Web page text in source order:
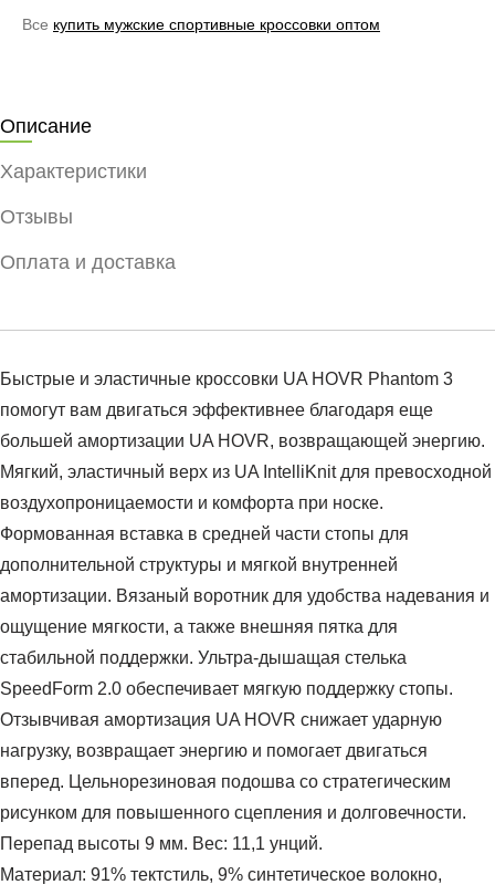
Все купить мужские спортивные кроссовки оптом
Описание
Характеристики
Отзывы
Оплата и доставка
Быстрые и эластичные кроссовки UA HOVR Phantom 3
помогут вам двигаться эффективнее благодаря еще
большей амортизации UA HOVR, возвращающей энергию.
Мягкий, эластичный верх из UA IntelliKnit для превосходной
воздухопроницаемости и комфорта при носке.
Формованная вставка в средней части стопы для
дополнительной структуры и мягкой внутренней
амортизации. Вязаный воротник для удобства надевания и
ощущение мягкости, а также внешняя пятка для
стабильной поддержки. Ультра-дышащая стелька
SpeedForm 2.0 обеспечивает мягкую поддержку стопы.
Отзывчивая амортизация UA HOVR снижает ударную
нагрузку, возвращает энергию и помогает двигаться
вперед. Цельнорезиновая подошва со стратегическим
рисунком для повышенного сцепления и долговечности.
Перепад высоты 9 мм. Вес: 11,1 унций.
Материал: 91% тектстиль, 9% синтетическое волокно,